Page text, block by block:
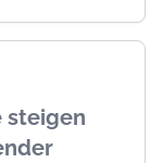
steigen